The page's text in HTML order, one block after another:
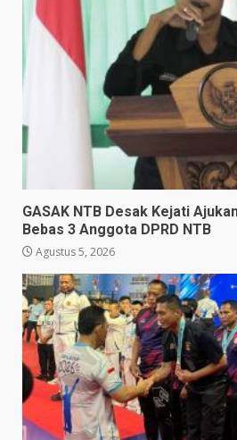
GASAK NTB Desak Kejati
Bebas 3 Anggota DPRD NTB
Agustus 5, 2026